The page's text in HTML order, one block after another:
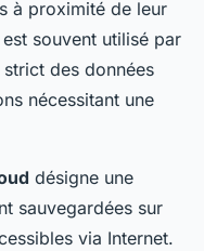
à proximité de leur
souvent utilisé par
des données
nécessitant une
désigne une
sauvegardées sur
via Internet.